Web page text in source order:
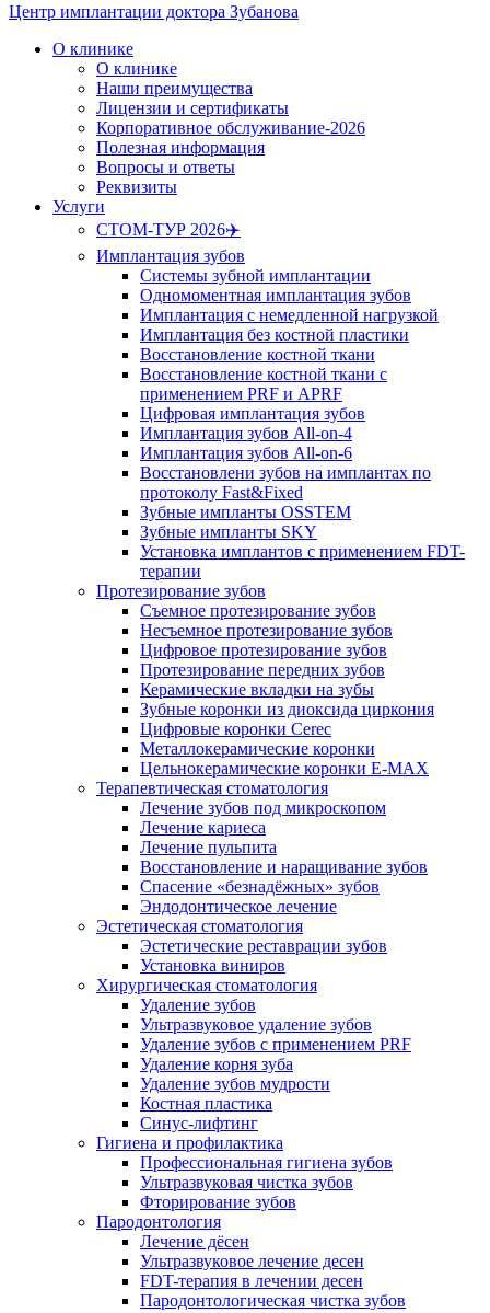
Центр имплантации доктора Зубанова
О клинике
О клинике
Наши преимущества
Лицензии и сертификаты
Корпоративное обслуживание-2026
Полезная информация
Вопросы и ответы
Реквизиты
Услуги
СТОМ-ТУР 2026✈️
Имплантация зубов
Системы зубной имплантации
Одномоментная имплантация зубов
Имплантация с немедленной нагрузкой
Имплантация без костной пластики
Восстановление костной ткани
Восстановление костной ткани с
применением PRF и APRF
Цифровая имплантация зубов
Имплантация зубов All-on-4
Имплантация зубов All-on-6
Восстановлени зубов на имплантах по
протоколу Fast&Fixed
Зубные импланты OSSTEM
Зубные импланты SKY
Установка имплантов с применением FDT-
терапии
Протезирование зубов
Съемное протезирование зубов
Несъемное протезирование зубов
Цифровое протезирование зубов
Протезирование передних зубов
Керамические вкладки на зубы
Зубные коронки из диоксида циркония
Цифровые коронки Cerec
Металлокерамические коронки
Цельнокерамические коронки E-MAX
Терапевтическая стоматология
Лечение зубов под микроскопом
Лечение кариеса
Лечение пульпита
Восстановление и наращивание зубов
Спасение «безнадёжных» зубов
Эндодонтическое лечение
Эстетическая стоматология
Эстетические реставрации зубов
Установка виниров
Хирургическая стоматология
Удаление зубов
Ультразвуковое удаление зубов
Удаление зубов с применением PRF
Удаление корня зуба
Удаление зубов мудрости
Костная пластика
Синус-лифтинг
Гигиена и профилактика
Профессиональная гигиена зубов
Ультразвуковая чистка зубов
Фторирование зубов
Пародонтология
Лечение дёсен
Ультразвуковое лечение десен
FDT-терапия в лечении десен
Пародонтологическая чистка зубов